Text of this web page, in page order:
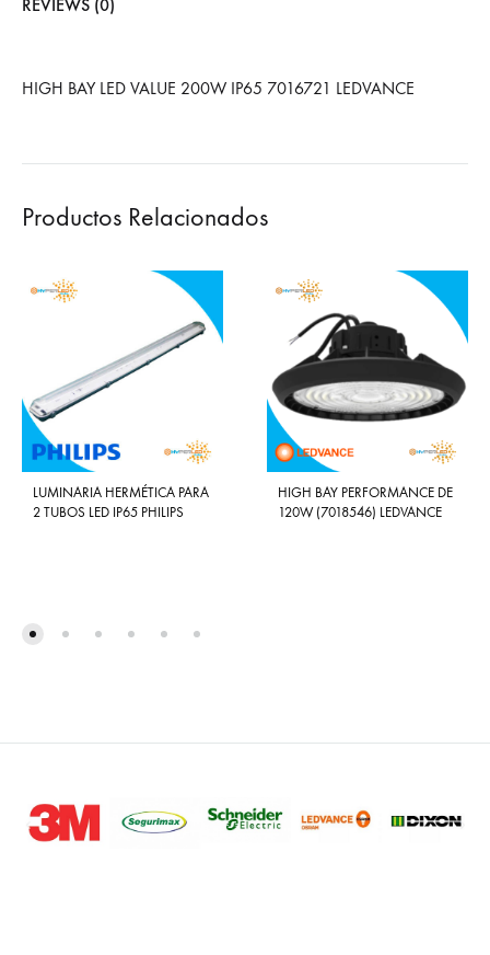
REVIEWS (0)
HIGH BAY LED VALUE 200W IP65 7016721 LEDVANCE
Productos Relacionados
LUMINARIA HERMÉTICA PARA
2 TUBOS LED IP65 PHILIPS
HIGH BAY PERFORMANCE DE
120W (7018546) LEDVANCE